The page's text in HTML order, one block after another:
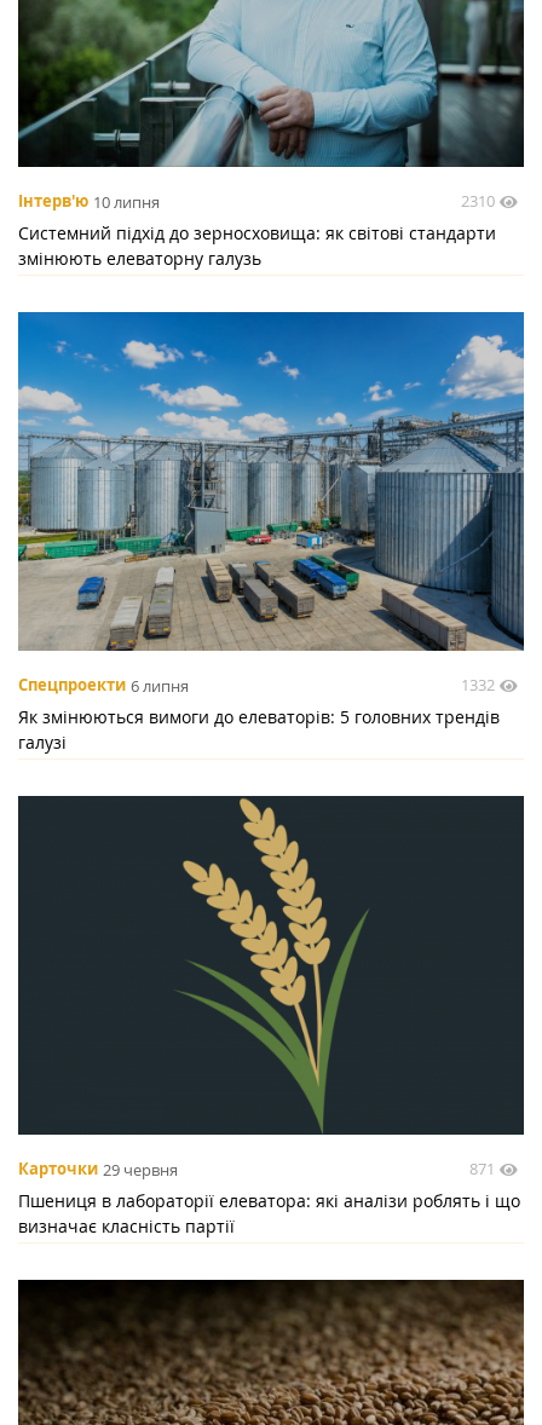
Інтерв'ю 10 липня 2310
Системний підхід до зерносховища: як світові стандарти
змінюють елеваторну галузь
Спецпроекти 6 липня 1332
Як змінюються вимоги до елеваторів: 5 головних трендів
галузі
Карточки 29 червня 871
Пшениця в лабораторії елеватора: які аналізи роблять і що
визначає класність партії